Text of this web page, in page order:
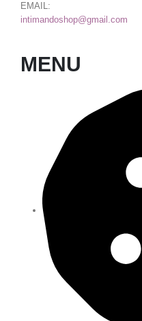
EMAIL:
intimandoshop@gmail.com
MENU